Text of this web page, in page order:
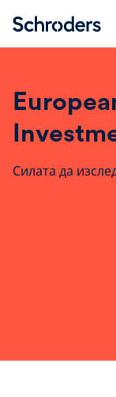
content
Силата да